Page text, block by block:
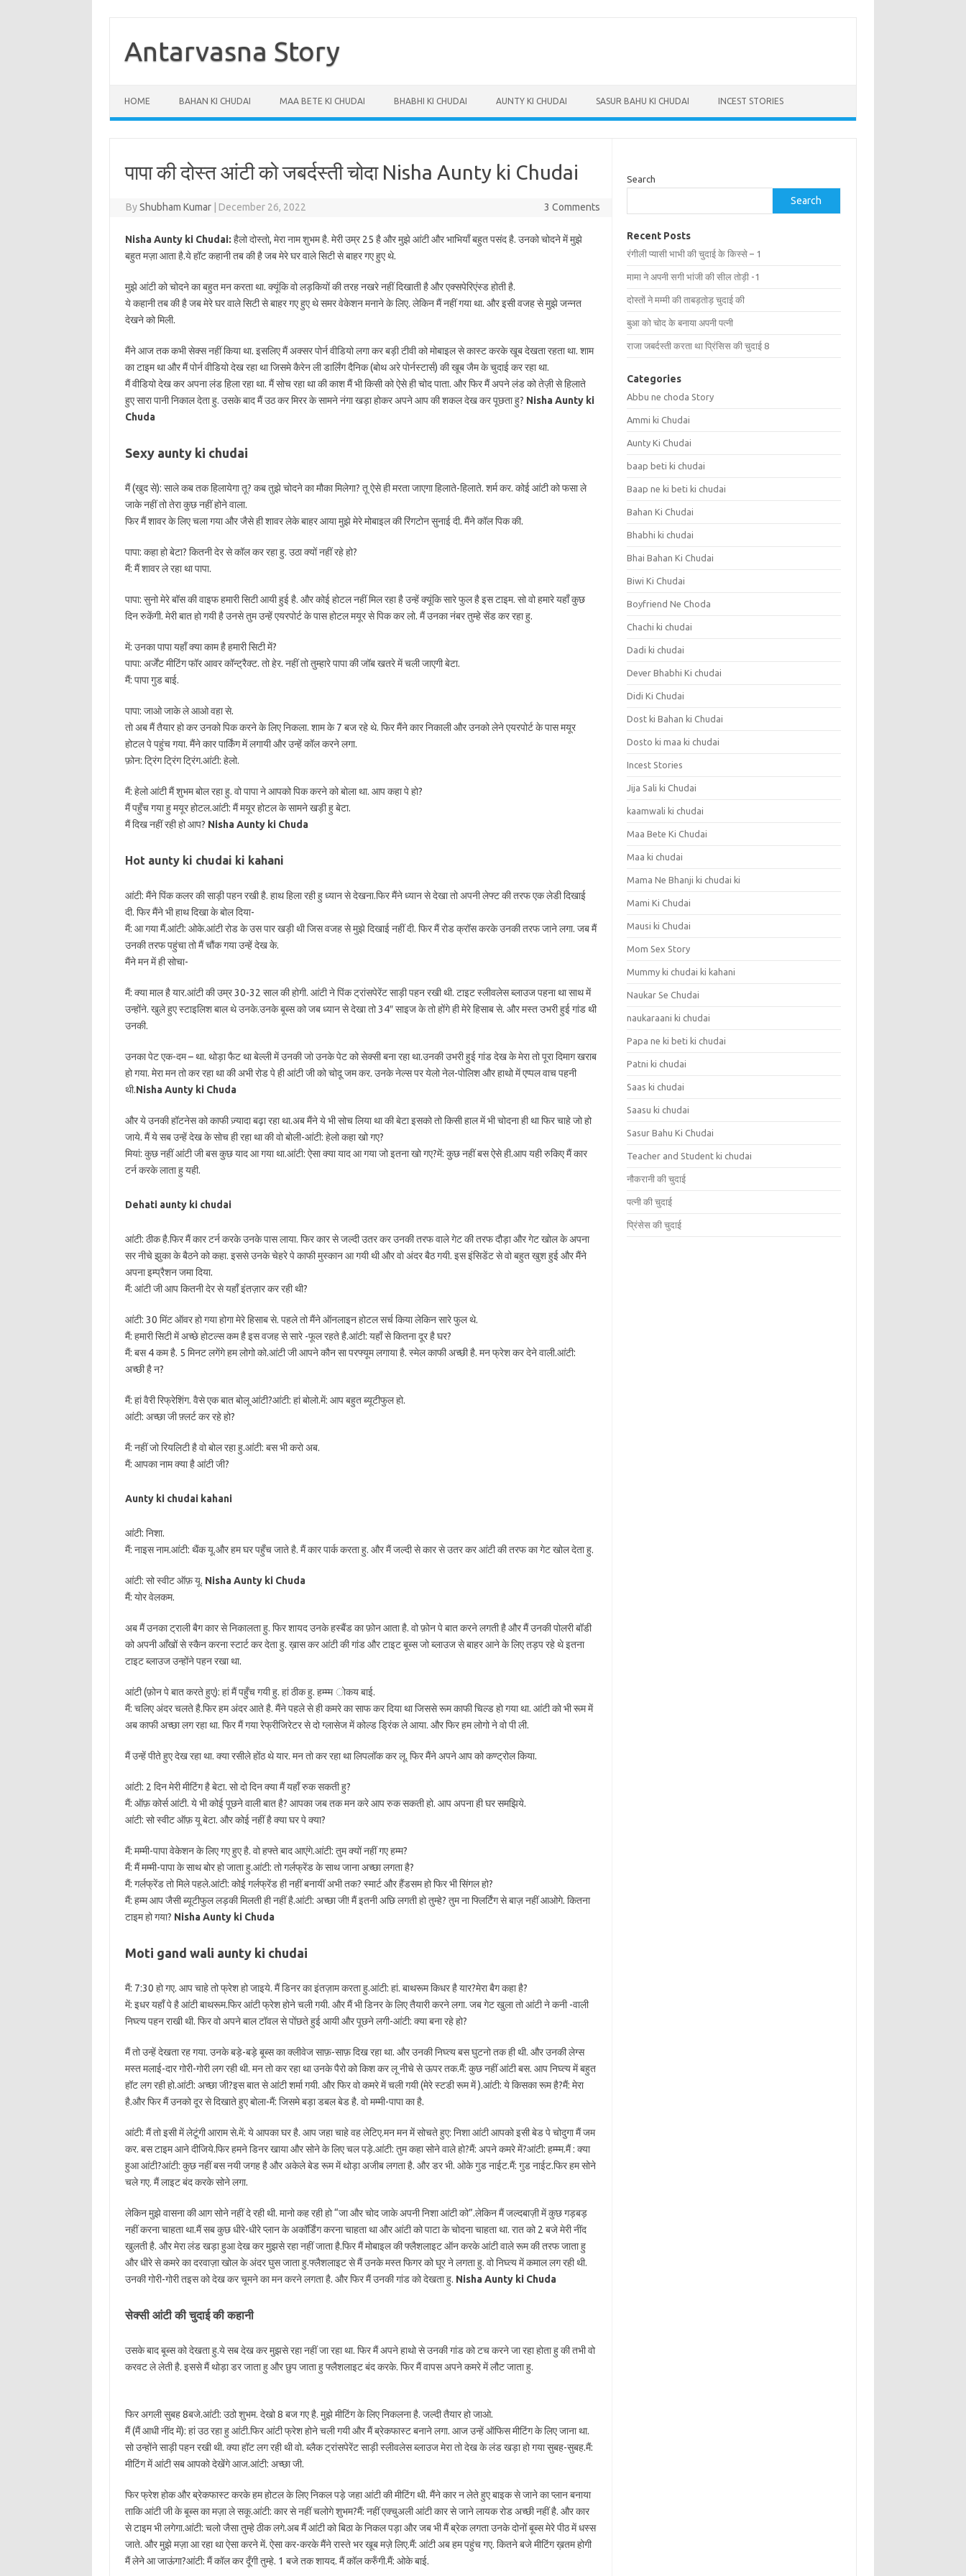
contentAntarvasna Story
HOME BAHAN KI CHUDAI MAA BETE KI CHUDAI BHABHI KI CHUDAI AUNTY KI CHUDAI SASUR BAHU KI CHUDAI INCEST STORIES
पापा की दोस्त आंटी को जबर्दस्ती चोदा Nisha Aunty ki Chudai
ByShubham Kumar December 26, 2022 3 Comments
Nisha Aunty ki Chudai: हैलो दोस्तो, मेरा नाम शुभम है. मेरी उम्र 25 है और मुझे आंटी और भाभियाँ बहुत पसंद है. उनको चोदने में मुझे
बहुत मज़ा आता है.ये हॉट कहानी तब की है जब मेरे घर वाले सिटी से बाहर गए हुए थे.
मुझे आंटी को चोदने का बहुत मन करता था. क्यूंकि वो लड़कियों की तरह नखरे नहीं दिखाती है और एक्सपेरिएंस्ड होती है.
ये कहानी तब की है जब मेरे घर वाले सिटी से बाहर गए हुए थे समर वेकेशन मनाने के लिए. लेकिन मैं नहीं गया था. और इसी वजह से मुझे जन्नत
देखने को मिली.
मैंने आज तक कभी सेक्स नहीं किया था. इसलिए मैं अक्सर पोर्न वीडियो लगा कर बड़ी टीवी को मोबाइल से कास्ट करके खूब देखता रहता था. शाम
का टाइम था और मैं पोर्न वीडियो देख रहा था जिसमे कैरेन ली डार्लिंग दैनिक (बोथ अरे पोर्नस्टार्स) की खूब जैम के चुदाई कर रहा था.
मैं वीडियो देख कर अपना लंड हिला रहा था. मैं सोच रहा था की काश मैं भी किसी को ऐसे ही चोद पाता. और फिर मैं अपने लंड को तेज़ी से हिलाते
हुए सारा पानी निकाल देता हु. उसके बाद मैं उठ कर मिरर के सामने नंगा खड़ा होकर अपने आप की शकल देख कर पूछता हु? Nisha Aunty ki
Chuda
Sexy aunty ki chudai
मैं (खुद से): साले कब तक हिलायेगा तू? कब तुझे चोदने का मौका मिलेगा? तू ऐसे ही मरता जाएगा हिलाते-हिलाते. शर्म कर. कोई आंटी को फसा ले
जाके नहीं तो तेरा कुछ नहीं होने वाला.
फिर मैं शावर के लिए चला गया और जैसे ही शावर लेके बाहर आया मुझे मेरे मोबाइल की रिंगटोन सुनाई दी. मैंने कॉल पिक की.
पापा: कहा हो बेटा? कितनी देर से कॉल कर रहा हु. उठा क्यों नहीं रहे हो?
मैं: मैं शावर ले रहा था पापा.
पापा: सुनो मेरे बॉस की वाइफ हमारी सिटी आयी हुई है. और कोई होटल नहीं मिल रहा है उन्हें क्यूंकि सारे फुल है इस टाइम. सो वो हमारे यहाँ कुछ
दिन रुकेंगी. मेरी बात हो गयी है उनसे तुम उन्हें एयरपोर्ट के पास होटल मयूर से पिक कर लो. मैं उनका नंबर तुम्हे सेंड कर रहा हु.
में: उनका पापा यहाँ क्या काम है हमारी सिटी में?
पापा: अर्जेंट मीटिंग फॉर आवर कॉन्ट्रैक्ट. तो हेर. नहीं तो तुम्हारे पापा की जॉब खतरे में चली जाएगी बेटा.
मैं: पापा गुड बाई.
पापा: जाओ जाके ले आओ वहा से.
तो अब मैं तैयार हो कर उनको पिक करने के लिए निकला. शाम के 7 बज रहे थे. फिर मैंने कार निकाली और उनको लेने एयरपोर्ट के पास मयूर
होटल पे पहुंच गया. मैंने कार पार्किंग में लगायी और उन्हें कॉल करने लगा.
फ़ोन: ट्रिंग ट्रिंग ट्रिंग.आंटी: हेलो.
मैं: हेलो आंटी मैं शुभम बोल रहा हु. वो पापा ने आपको पिक करने को बोला था. आप कहा पे हो?
मैं पहुँच गया हु मयूर होटल.आंटी: मैं मयूर होटल के सामने खड़ी हु बेटा.
मैं दिख नहीं रही हो आप? Nisha Aunty ki Chuda
Hot aunty ki chudai ki kahani
आंटी: मैंने पिंक कलर की साड़ी पहन रखी है. हाथ हिला रही हु ध्यान से देखना.फिर मैंने ध्यान से देखा तो अपनी लेफ्ट की तरफ एक लेडी दिखाई
दी. फिर मैंने भी हाथ दिखा के बोल दिया-
मैं: आ गया मैं.आंटी: ओके.आंटी रोड के उस पार खड़ी थी जिस वजह से मुझे दिखाई नहीं दी. फिर मैं रोड क्रॉस करके उनकी तरफ जाने लगा. जब मैं
उनकी तरफ पहुंचा तो मैं चौंक गया उन्हें देख के.
मैंने मन में ही सोचा-
मैं: क्या माल है यार.आंटी की उम्र 30-32 साल की होगी. आंटी ने पिंक ट्रांसपेरेंट साड़ी पहन रखी थी. टाइट स्लीवलेस ब्लाउज पहना था साथ में
उन्होंने. खुले हुए स्टाइलिश बाल थे उनके.उनके बूब्स को जब ध्यान से देखा तो 34″ साइज के तो होंगे ही मेरे हिसाब से. और मस्त उभरी हुई गांड थी
उनकी.
उनका पेट एक-दम – था. थोड़ा फैट था बेल्ली में उनकी जो उनके पेट को सेक्सी बना रहा था.उनकी उभरी हुई गांड देख के मेरा तो पूरा दिमाग खराब
हो गया. मेरा मन तो कर रहा था की अभी रोड पे ही आंटी जी को चोदू जम कर. उनके नेल्स पर येलो नेल-पोलिश और हाथो में एप्पल वाच पहनी
थी.Nisha Aunty ki Chuda
और ये उनकी हॉटनेस को काफी ज़्यादा बढ़ा रहा था.अब मैंने ये भी सोच लिया था की बेटा इसको तो किसी हाल में भी चोदना ही था फिर चाहे जो हो
जाये. मैं ये सब उन्हें देख के सोच ही रहा था की वो बोली-आंटी: हेलो कहा खो गए?
मियां: कुछ नहीं आंटी जी बस कुछ याद आ गया था.आंटी: ऐसा क्या याद आ गया जो इतना खो गए?में: कुछ नहीं बस ऐसे ही.आप यही रुकिए मैं कार
टर्न करके लाता हु यही.
Dehati aunty ki chudai
आंटी: ठीक है.फिर मैं कार टर्न करके उनके पास लाया. फिर कार से जल्दी उतर कर उनकी तरफ वाले गेट की तरफ दौड़ा और गेट खोल के अपना
सर नीचे झुका के बैठने को कहा. इससे उनके चेहरे पे काफी मुस्कान आ गयी थी और वो अंदर बैठ गयी. इस इंसिडेंट से वो बहुत खुश हुई और मैंने
अपना इम्प्रैशन जमा दिया.
मैं: आंटी जी आप कितनी देर से यहाँ इंतज़ार कर रही थी?
आंटी: 30 मिंट ऑवर हो गया होगा मेरे हिसाब से. पहले तो मैंने ऑनलाइन होटल सर्च किया लेकिन सारे फुल थे.
मैं: हमारी सिटी में अच्छे होटल्स कम है इस वजह से सारे -फूल रहते है.आंटी: यहाँ से कितना दूर है घर?
मैं: बस 4 कम है. 5 मिनट लगेंगे हम लोगो को.आंटी जी आपने कौन सा परफ्यूम लगाया है. स्मेल काफी अच्छी है. मन फ्रेश कर देने वाली.आंटी:
अच्छी है न?
मैं: हां वैरी रिफ्रेशिंग. वैसे एक बात बोलू आंटी?आंटी: हां बोलो.में: आप बहुत ब्यूटीफुल हो.
आंटी: अच्छा जी फ़्लर्ट कर रहे हो?
मैं: नहीं जो रियलिटी है वो बोल रहा हु.आंटी: बस भी करो अब.
मैं: आपका नाम क्या है आंटी जी?
Aunty ki chudai kahani
आंटी: निशा.
मैं: नाइस नाम.आंटी: थैंक यू.और हम घर पहुँच जाते है. मैं कार पार्क करता हु. और मैं जल्दी से कार से उतर कर आंटी की तरफ का गेट खोल देता हु.
आंटी: सो स्वीट ऑफ़ यू. Nisha Aunty ki Chuda
मैं: योर वेलकम.
अब मैं उनका ट्राली बैग कार से निकालता हु. फिर शायद उनके हस्बैंड का फ़ोन आता है. वो फ़ोन पे बात करने लगती है और मैं उनकी पोलरी बॉडी
को अपनी आँखों से स्कैन करना स्टार्ट कर देता हु. ख़ास कर आंटी की गांड और टाइट बूब्स जो ब्लाउज से बाहर आने के लिए तड़प रहे थे इतना
टाइट ब्लाउज उन्होंने पहन रखा था.
आंटी (फ़ोन पे बात करते हुए): हां मैं पहुँच गयी हु. हां ठीक हु. हम्म्म ोकय बाई.
मैं: चलिए अंदर चलते है.फिर हम अंदर आते है. मैंने पहले से ही कमरे का साफ कर दिया था जिससे रूम काफी चिल्ड हो गया था. आंटी को भी रूम में
अब काफी अच्छा लग रहा था. फिर मैं गया रेफ्रीजिरेटर से दो ग्लासेज में कोल्ड ड्रिंक ले आया. और फिर हम लोगो ने वो पी ली.
मैं उन्हें पीते हुए देख रहा था. क्या रसीले होंठ थे यार. मन तो कर रहा था लिपलॉक कर लू. फिर मैंने अपने आप को कण्ट्रोल किया.
आंटी: 2 दिन मेरी मीटिंग है बेटा. सो दो दिन क्या मैं यहाँ रुक सकती हु?
मैं: ऑफ़ कोर्स आंटी. ये भी कोई पूछने वाली बात है? आपका जब तक मन करे आप रुक सकती हो. आप अपना ही घर समझिये.
आंटी: सो स्वीट ऑफ़ यू बेटा. और कोई नहीं है क्या घर पे क्या?
मैं: मम्मी-पापा वेकेशन के लिए गए हुए है. वो हफ्ते बाद आएंगे.आंटी: तुम क्यों नहीं गए हम्म?
मैं: मैं मम्मी-पापा के साथ बोर हो जाता हु.आंटी: तो गर्लफ्रेंड के साथ जाना अच्छा लगता है?
मैं: गर्लफ्रेंड तो मिले पहले.आंटी: कोई गर्लफ्रेंड ही नहीं बनायीं अभी तक? स्मार्ट और हैंडसम हो फिर भी सिंगल हो?
मैं: हम्म आप जैसी ब्यूटीफुल लड़की मिलती ही नहीं है.आंटी: अच्छा जी! मैं इतनी अछि लगती हो तुम्हे? तुम ना फ्लिर्टिंग से बाज़ नहीं आओगे. कितना
टाइम हो गया? Nisha Aunty ki Chuda
Moti gand wali aunty ki chudai
मैं: 7:30 हो गए. आप चाहे तो फ्रेश हो जाइये. मैं डिनर का इंतज़ाम करता हु.आंटी: हां. बाथरूम किधर है यार?मेरा बैग कहा है?
में: इधर यहाँ पे है आंटी बाथरूम.फिर आंटी फ्रेश होने चली गयी. और मैं भी डिनर के लिए तैयारी करने लगा. जब गेट खुला तो आंटी ने कनी -वाली
निघ्त्य पहन राखी थी. फिर वो अपने बाल टॉवल से पोंछते हुई आयी और पूछने लगी-आंटी: क्या बना रहे हो?
मैं तो उन्हें देखता रह गया. उनके बड़े-बड़े बूब्स का क्लीवेज साफ़-साफ़ दिख रहा था. और उनकी निघ्त्य बस घुटनो तक ही थी. और उनकी लेग्स
मस्त मलाई-दार गोरी-गोरी लग रही थी. मन तो कर रहा था उनके पैरो को किश कर लू नीचे से ऊपर तक.मैं: कुछ नहीं आंटी बस. आप निघ्त्य में बहुत
हॉट लग रही हो.आंटी: अच्छा जी?इस बात से आंटी शर्मा गयी. और फिर वो कमरे में चली गयी (मेरे स्टडी रूम में ).आंटी: ये किसका रूम है?मैं: मेरा
है.और फिर मैं उनको दूर से दिखाते हुए बोला-मैं: जिसमे बड़ा डबल बेड है. वो मम्मी-पापा का है.
आंटी: मैं तो इसी में लेटूंगी आराम से.में: ये आपका घर है. आप जहा चाहे वह लेटिए.मन मन में सोचते हुए: निशा आंटी आपको इसी बेड पे चोदुगा मैं जम
कर. बस टाइम आने दीजिये.फिर हमने डिनर खाया और सोने के लिए चल पड़े.आंटी: तुम कहा सोने वाले हो?मैं: अपने कमरे में?आंटी: हम्म्म.मैं : क्या
हुआ आंटी?आंटी: कुछ नहीं बस नयी जगह है और अकेले बेड रूम में थोड़ा अजीब लगता है. और डर भी. ओके गुड नाईट.मैं: गुड नाईट.फिर हम सोने
चले गए. मैं लाइट बंद करके सोने लगा.
लेकिन मुझे वासना की आग सोने नहीं दे रही थी. मानो कह रही हो “जा और चोद जाके अपनी निशा आंटी को”.लेकिन मैं जल्दबाज़ी में कुछ गड़बड़
नहीं करना चाहता था.मैं सब कुछ धीरे-धीरे प्लान के अकॉर्डिंग करना चाहता था और आंटी को पाटा के चोदना चाहता था. रात को 2 बजे मेरी नींद
खुलती है. और मेरा लंड खड़ा हुआ देख कर मुझसे रहा नहीं जाता है.फिर मैं मोबाइल की फ्लैशलाइट ऑन करके आंटी वाले रूम की तरफ जाता हु
और धीरे से कमरे का दरवाज़ा खोल के अंदर घुस जाता हु.फ्लैशलाइट से मैं उनके मस्त फिगर को घूर ने लगता हु. वो निघ्त्य में कमाल लग रही थी.
उनकी गोरी-गोरी तइस को देख कर चूमने का मन करने लगता है. और फिर मैं उनकी गांड को देखता हु. Nisha Aunty ki Chuda
सेक्सी आंटी की चुदाई की कहानी
उसके बाद बूब्स को देखता हु.ये सब देख कर मुझसे रहा नहीं जा रहा था. फिर मैं अपने हाथो से उनकी गांड को टच करने जा रहा होता हु की तभी वो
करवट ले लेती है. इससे मैं थोड़ा डर जाता हु और छुप जाता हु फ्लैशलाइट बंद करके. फिर मैं वापस अपने कमरे में लौट जाता हु.
फिर अगली सुबह 8बजे.आंटी: उठो शुभम. देखो 8 बज गए है. मुझे मीटिंग के लिए निकलना है. जल्दी तैयार हो जाओ.
मैं (मैं आधी नींद में): हां उठ रहा हु आंटी.फिर आंटी फ्रेश होने चली गयी और मैं ब्रेकफास्ट बनाने लगा. आज उन्हें ऑफिस मीटिंग के लिए जाना था.
सो उन्होंने साड़ी पहन रखी थी. क्या हॉट लग रही थी वो. ब्लैक ट्रांसपेरेंट साड़ी स्लीवलेस ब्लाउज मेरा तो देख के लंड खड़ा हो गया सुबह-सुबह.मैं:
मीटिंग में आंटी सब आपको देखेंगे आज.आंटी: अच्छा जी.
फिर फ्रेश होक और ब्रेकफास्ट करके हम होटल के लिए निकल पड़े जहा आंटी की मीटिंग थी. मैंने कार न लेते हुए बाइक से जाने का प्लान बनाया
ताकि आंटी जी के बूब्स का मज़ा ले सकू.आंटी: कार से नहीं चलोगे शुभम?मैं: नहीं एक्चुअली आंटी कार से जाने लायक रोड अच्छी नहीं है. और कार
से टाइम भी लगेगा.आंटी: चलो जैसा तुम्हे ठीक लगे.अब मैं आंटी को बिठा के निकल पड़ा और जब भी मैं ब्रेक लगता उनके दोनों बूब्स मेरे पीठ में धस्स
जाते. और मुझे मज़ा आ रहा था ऐसा करने में. ऐसा कर-करके मैंने रास्ते भर खूब मज़े लिए.मैं: आंटी अब हम पहुंच गए. कितने बजे मीटिंग ख़तम होगी
मैं लेने आ जाऊंगा?आंटी: मैं कॉल कर दूँगी तुम्हे. 1 बजे तक शायद. मैं कॉल करुँगी.मैं: ओके बाई.
Search
Search
Recent Posts
रंगीली प्यासी भाभी की चुदाई के किस्से – 1
मामा ने अपनी सगी भांजी की सील तोड़ी -1
दोस्तों ने मम्मी की ताबड़तोड़ चुदाई की
बुआ को चोद के बनाया अपनी पत्नी
राजा जबर्दस्ती करता था प्रिंसिस की चुदाई 8
Categories
Abbu ne choda Story
Ammi ki Chudai
Aunty Ki Chudai
baap beti ki chudai
Baap ne ki beti ki chudai
Bahan Ki Chudai
Bhabhi ki chudai
Bhai Bahan Ki Chudai
Biwi Ki Chudai
Boyfriend Ne Choda
Chachi ki chudai
Dadi ki chudai
Dever Bhabhi Ki chudai
Didi Ki Chudai
Dost ki Bahan ki Chudai
Dosto ki maa ki chudai
Incest Stories
Jija Sali ki Chudai
kaamwali ki chudai
Maa Bete Ki Chudai
Maa ki chudai
Mama Ne Bhanji ki chudai ki
Mami Ki Chudai
Mausi ki Chudai
Mom Sex Story
Mummy ki chudai ki kahani
Naukar Se Chudai
naukaraani ki chudai
Papa ne ki beti ki chudai
Patni ki chudai
Saas ki chudai
Saasu ki chudai
Sasur Bahu Ki Chudai
Teacher and Student ki chudai
नौकरानी की चुदाई
पत्नी की चुदाई
प्रिंसेस की चुदाई